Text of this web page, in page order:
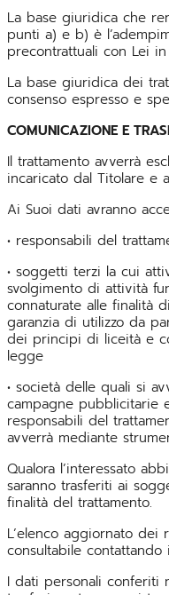
La base giuridica che
punti a) e b) è
precontrattuali con Lei in
La base giuridica dei
consenso espresso e
COMUNICAZIONE E
Il trattamento avverrà
incaricato dal Titolare e
Ai Suoi dati avranno
• responsabili del
• soggetti terzi la cui
svolgimento di attività
connaturate alle finalità
garanzia di utilizzo da
dei principi di liceità e
legge
• società delle quali si
campagne pubblicitarie
responsabili del
avverrà mediante
Qualora l’interessato
saranno trasferiti ai
finalità del trattamento.
L’elenco aggiornato dei
consultabile contattando
I dati personali conferiti